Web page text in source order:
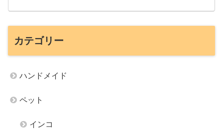
カテゴリー
ハンドメイド
ペット
インコ